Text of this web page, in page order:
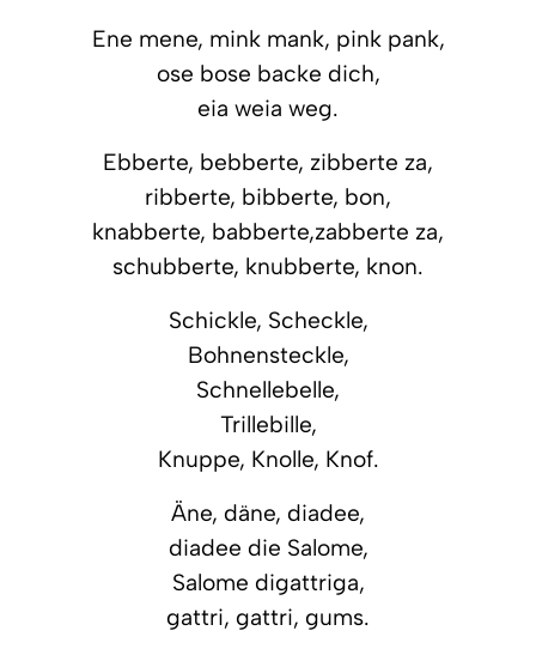
Ene mene, mink mank, pink pank,
ose bose backe dich,
eia weia weg.
Ebberte, bebberte, zibberte za,
ribberte, bibberte, bon,
knabberte, babberte,zabberte za,
schubberte, knubberte, knon.
Schickle, Scheckle,
Bohnensteckle,
Schnellebelle,
Trillebille,
Knuppe, Knolle, Knof.
Äne, däne, diadee,
diadee die Salome,
Salome digattriga,
gattri, gattri, gums.